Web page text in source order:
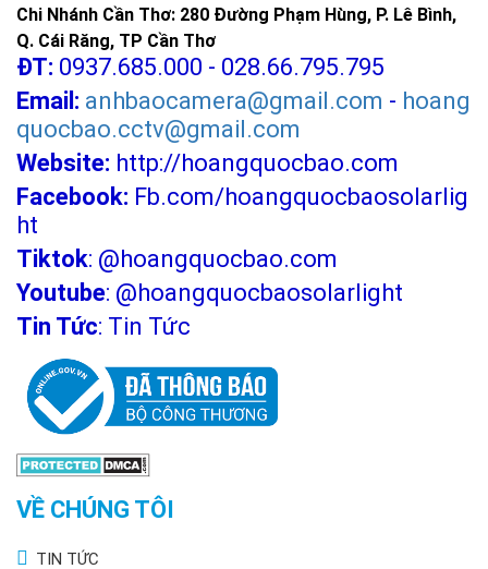
Chi Nhánh Cần Thơ: 280 Đường Phạm Hùng, P. Lê Bình,
Q. Cái Răng, TP Cần Thơ
ĐT: 0937.685.000 - 028.66.795.795
Email: anhbaocamera@gmail.com - hoang
quocbao.cctv@gmail.com
Website: http://hoangquocbao.com
Facebook: Fb.com/hoangquocbaosolarlig
ht
Tiktok: @hoangquocbao.com
Youtube: @hoangquocbaosolarlight
Tin Tức: Tin Tức
VỀ CHÚNG TÔI
TIN TỨC